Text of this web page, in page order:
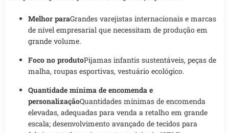
Melhor paraGrandes varejistas internacionais e marcas
de nível empresarial que necessitam de produção em
grande volume.
Foco no produtoPijamas infantis sustentáveis, peças de
malha, roupas esportivas, vestuário ecológico.
Quantidade mínima de encomenda e
personalizaçãoQuantidades mínimas de encomenda
elevadas, adequadas para venda a retalho em grande
escala; desenvolvimento avançado de tecidos para